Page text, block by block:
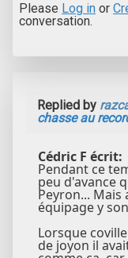
Please Log in or
conversation.
Replied by
chasse au
Cédric F écrit:
Pendant ce
peu d'avance
Peyron... Mais
équipage y
Lorsque
de joyon il